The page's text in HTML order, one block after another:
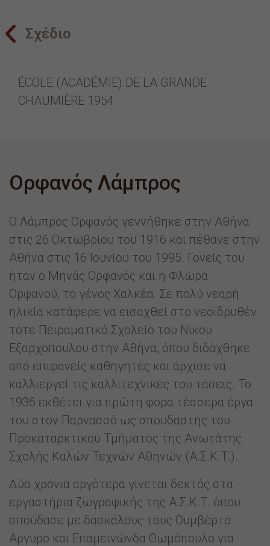
Σχέδιο
ÉCOLE (ACADÉMIE) DE LA GRANDE
CHAUMIÈRE 1954
Ορφανός Λάμπρος
Ο Λάμπρος Ορφανός γεννήθηκε στην Αθήνα
στις 26 Οκτωβρίου του 1916 και πέθανε στην
Αθήνα στις 16 Ιουνίου του 1995. Γονείς του
ήταν ο Μηνάς Ορφανός και η Φλώρα
Ορφανού, το γένος Χαλκέα. Σε πολύ νεαρή
ηλικία κατάφερε να εισαχθεί στο νεοϊδρυθέν
τότε Πειραματικό Σχολείο του Νίκου
Εξαρχόπουλου στην Αθήνα, όπου διδάχθηκε
από επιφανείς καθηγητές και άρχισε να
καλλιεργεί τις καλλιτεχνικές του τάσεις. Το
1936 εκθέτει για πρώτη φορά τέσσερα έργα
του στον Παρνασσό ως σπουδαστής του
Προκαταρκτικού Τμήματος της Ανωτάτης
Σχολής Καλών Τεχνών Αθηνών (Α.Σ.Κ.Τ.).
Δύο χρόνια αργότερα γίνεται δεκτός στα
εργαστήρια ζωγραφικής της Α.Σ.Κ.Τ. όπου
σπούδασε με δασκάλους τους Ουμβέρτο
Αργυρό και Επαμεινώνδα Θωμόπουλο για